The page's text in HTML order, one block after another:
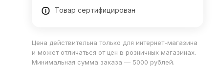
Товар сертифицирован
Цена действительна только для интернет-магазина
и может отличаться от цен в розничных магазинах.
Минимальная сумма заказа — 5000 рублей.